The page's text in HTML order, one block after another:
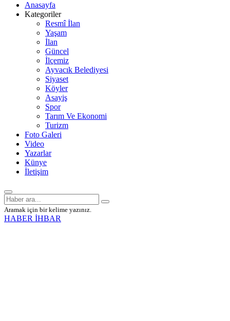
Anasayfa
Kategoriler
Resmî İlan
Yaşam
İlan
Güncel
İlçemiz
Ayvacık Belediyesi
Siyaset
Köyler
Asayiş
Spor
Tarım Ve Ekonomi
Turizm
Foto Galeri
Video
Yazarlar
Künye
İletişim
Aramak için bir kelime yazınız.
HABER İHBAR